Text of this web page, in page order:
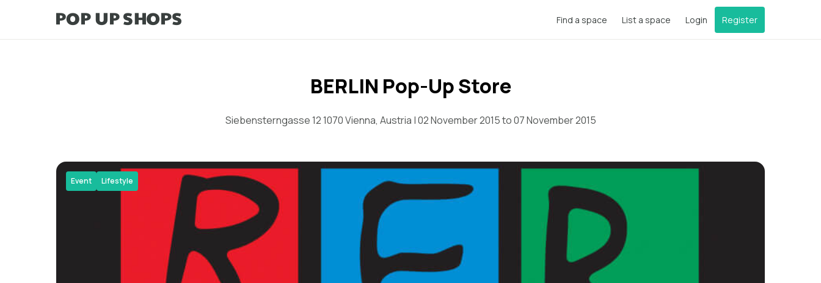
Find a space List a space Login Register
BERLIN Pop-Up Store
Siebensterngasse 12 1070 Vienna, Austria | 02 November 2015 to 07 November 2015
Event Lifestyle